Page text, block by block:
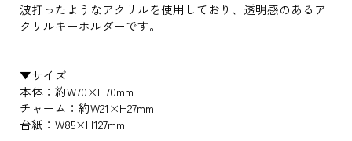
波打ったようなアクリルを使用しており、透明感のあるア
クリルキーホルダーです。
▼サイズ
本体：約W70×H70mm
チャーム：約W21×H27mm
台紙：W85×H127mm